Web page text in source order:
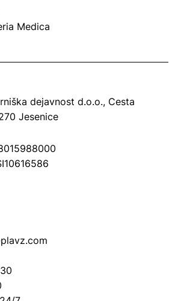
Medica
dejavnost d.o.o., Cesta
Jesenice